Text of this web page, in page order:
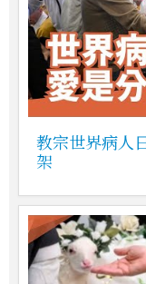
教宗世界病人
架